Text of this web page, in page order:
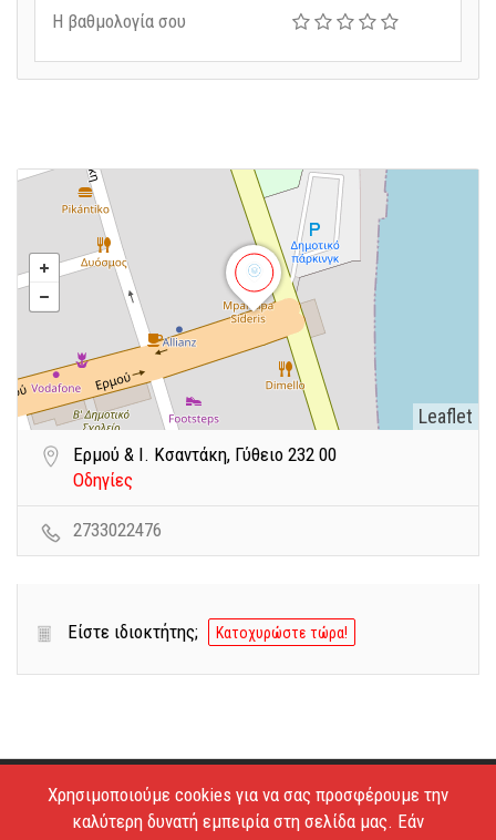
Η βαθμολογία σου
Leaflet
Ερμού & Ι. Κσαντάκη, Γύθειο 232 00
Οδηγίες
2733022476
Είστε ιδιοκτήτης; Κατοχυρώστε τώρα!
Copyright © 2026 - Estiatoria. All Rights Reserved.
Απαγορεύεται το κατέβασμα των φωτογραφιών και η
Χρησιμοποιούμε cookies για να σας προσφέρουμε την
καλύτερη δυνατή εμπειρία στη σελίδα μας. Εάν